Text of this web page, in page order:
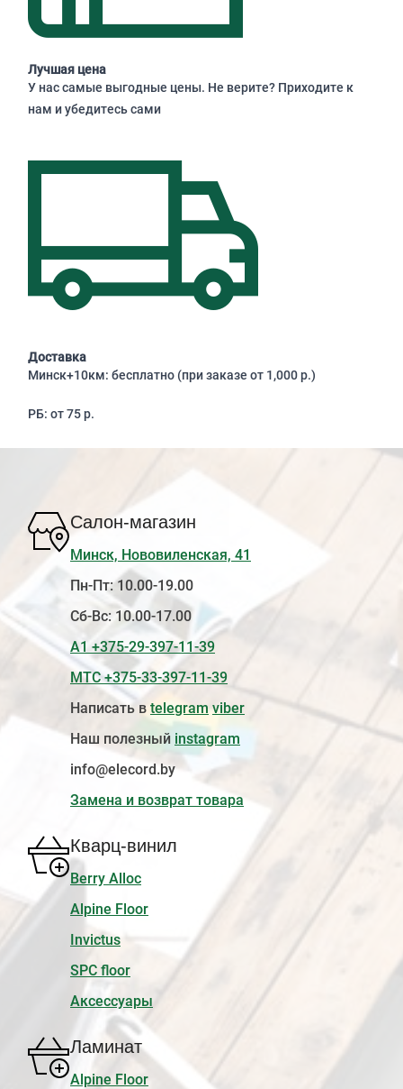
Лучшая цена
У нас самые выгодные цены. Не верите? Приходите к
нам и убедитесь сами
Доставка
Минск+10км: бесплатно (при заказе от 1,000 р.)
РБ: от 75 р.
Салон-магазин
Минск, Нововиленская, 41
Пн-Пт: 10.00-19.00
Сб-Вс: 10.00-17.00
А1 +375-29-397-11-39
МТС +375-33-397-11-39
Написать в telegram viber
Наш полезный instagram
info@elecord.by
Замена и возврат товара
Кварц-винил
Berry Alloc
Alpine Floor
Invictus
SPC floor
Аксессуары
Ламинат
Alpine Floor